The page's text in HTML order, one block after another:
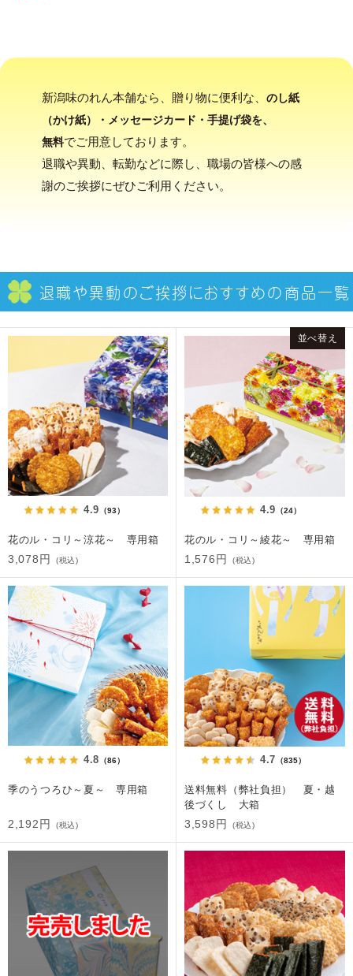
新潟味のれん本舗なら、贈り物に便利な、 のし紙
（かけ紙）・メッセージカード・手提げ袋を、
無料でご用意しております。
退職や異動、転勤などに際し、職場の皆様への感
謝のご挨拶にぜひご利用ください。
退職や異動のご挨拶におすすめの商品一覧
並べ替え
4.9 （93）
花のル・コリ～涼花～ 専用箱
3,078円 (税込)
4.9 （24）
花のル・コリ～綾花～ 専用箱
1,576円 (税込)
4.8 （86）
季のうつろひ～夏～ 専用箱
2,192円 (税込)
4.7 （835）
送料無料（弊社負担） 夏・越
後づくし 大箱
3,598円 (税込)